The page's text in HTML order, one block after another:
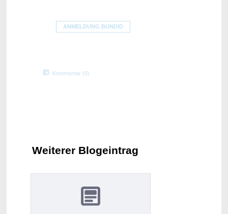
ANMELDUNG BUNDID
Kommentar (0)
Weiterer Blogeintrag